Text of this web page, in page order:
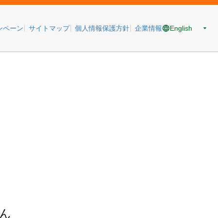
ペーン サイトマップ 個人情報保護方針 企業情報 English